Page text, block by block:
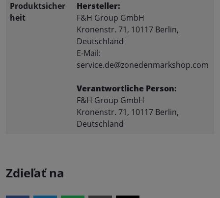
Produktsicher
heit
Hersteller:
F&H Group GmbH
Kronenstr. 71, 10117 Berlin,
Deutschland
E-Mail:
service.de@zonedenmarkshop.com
Verantwortliche Person:
F&H Group GmbH
Kronenstr. 71, 10117 Berlin,
Deutschland
Zdieľať na